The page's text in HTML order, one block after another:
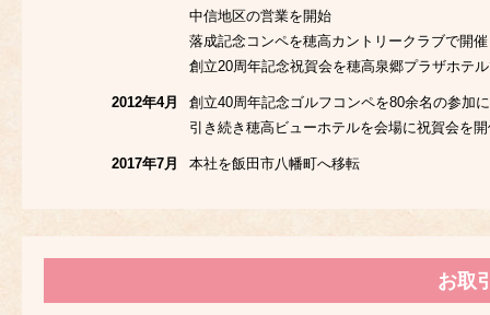
中信地区の営業を開始
落成記念コンペを穂高カントリークラブで開催
創立20周年記念祝賀会を穂高泉郷プラザホテ
2012年4月
創立40周年記念ゴルフコンペを80余名の参加
引き続き穂高ビューホテルを会場に祝賀会を
2017年7月 本社を飯田市八幡町へ移転
お取